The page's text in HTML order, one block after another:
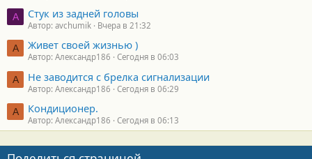
A Стук из задней головы
Автор: avchumik Вчера в 21:32
А Живет своей жизнью )
Автор: Александр186 Сегодня в 06:03
А Не заводится с брелка сигнализации
Автор: Александр186 Сегодня в 06:29
А Кондиционер.
Автор: Александр186 Сегодня в 06:13